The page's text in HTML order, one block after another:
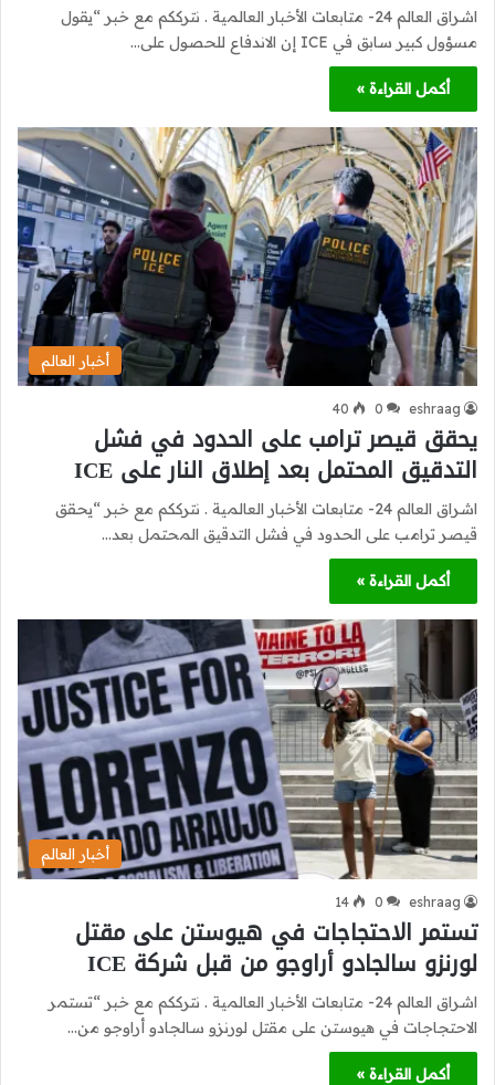
اشراق العالم 24- متابعات الأخبار العالمية . نترككم مع خبر “يقول
مسؤول كبير سابق في ICE إن الاندفاع للحصول على…
أكمل القراءة »
أخبار العالم
eshraag
0
40
يحقق قيصر ترامب على الحدود في فشل
التدقيق المحتمل بعد إطلاق النار على ICE
اشراق العالم 24- متابعات الأخبار العالمية . نترككم مع خبر “يحقق
قيصر ترامب على الحدود في فشل التدقيق المحتمل بعد…
أكمل القراءة »
أخبار العالم
eshraag
0
14
تستمر الاحتجاجات في هيوستن على مقتل
لورنزو سالجادو أراوجو من قبل شركة ICE
اشراق العالم 24- متابعات الأخبار العالمية . نترككم مع خبر “تستمر
الاحتجاجات في هيوستن على مقتل لورنزو سالجادو أراوجو من…
أكمل القراءة »